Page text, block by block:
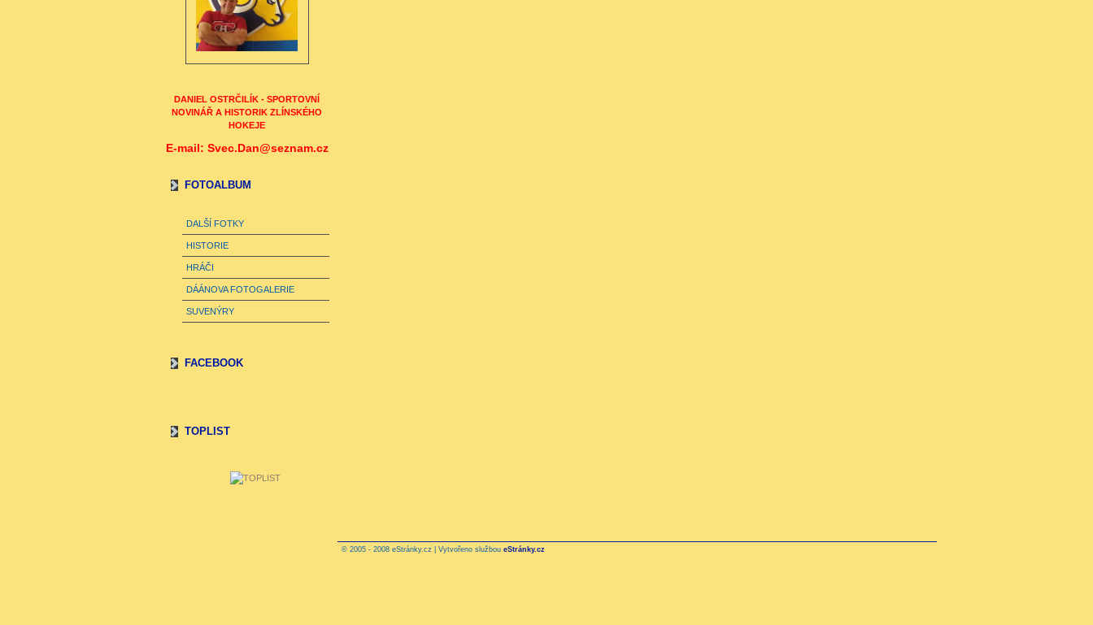
DANIEL OSTRČILÍK - SPORTOVNÍ
NOVINÁŘ A HISTORIK ZLÍNSKÉHO
HOKEJE
E-mail: Svec.Dan@seznam.cz
FOTOALBUM
DALŠÍ FOTKY
HISTORIE
HRÁČI
DÁÁNOVA FOTOGALERIE
SUVENÝRY
FACEBOOK
TOPLIST
© 2005 - 2008 eStránky.cz | Vytvořeno službou eStránky.cz